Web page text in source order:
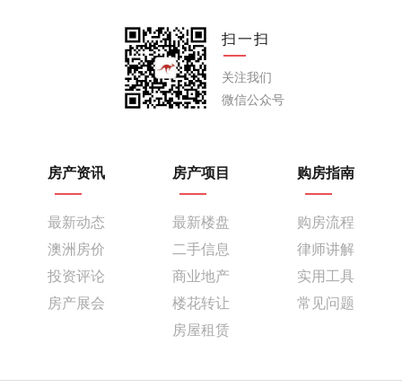
扫一扫
关注我们
微信公众号
房产资讯
最新动态
澳洲房价
投资评论
房产展会
房产项目
最新楼盘
二手信息
商业地产
楼花转让
房屋租赁
购房指南
购房流程
律师讲解
实用工具
常见问题